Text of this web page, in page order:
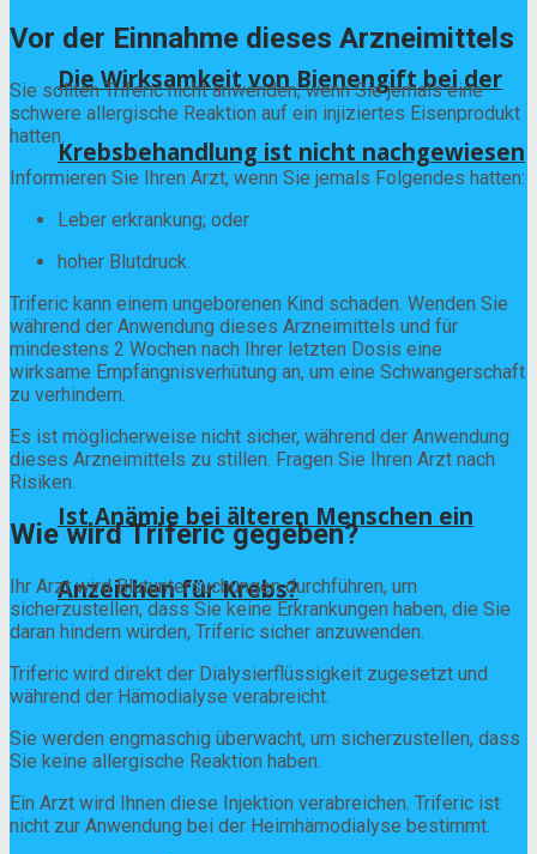
Die Wirksamkeit von Bienengift bei der
Krebsbehandlung ist nicht nachgewiesen
Ist Anämie bei älteren Menschen ein
Anzeichen für Krebs?
Vor der Einnahme dieses Arzneimittels
Sie sollten Triferic nicht anwenden, wenn Sie jemals eine
schwere allergische Reaktion auf ein injiziertes Eisenprodukt
hatten.
Informieren Sie Ihren Arzt, wenn Sie jemals Folgendes hatten:
Leber erkrankung; oder
hoher Blutdruck.
Triferic kann einem ungeborenen Kind schaden. Wenden Sie
während der Anwendung dieses Arzneimittels und für
mindestens 2 Wochen nach Ihrer letzten Dosis eine
wirksame Empfängnisverhütung an, um eine Schwangerschaft
zu verhindern.
Es ist möglicherweise nicht sicher, während der Anwendung
dieses Arzneimittels zu stillen. Fragen Sie Ihren Arzt nach
Risiken.
Wie wird Triferic gegeben?
Ihr Arzt wird Blutuntersuchungen durchführen, um
sicherzustellen, dass Sie keine Erkrankungen haben, die Sie
daran hindern würden, Triferic sicher anzuwenden.
Triferic wird direkt der Dialysierflüssigkeit zugesetzt und
während der Hämodialyse verabreicht.
Sie werden engmaschig überwacht, um sicherzustellen, dass
Sie keine allergische Reaktion haben.
Ein Arzt wird Ihnen diese Injektion verabreichen. Triferic ist
nicht zur Anwendung bei der Heimhämodialyse bestimmt.